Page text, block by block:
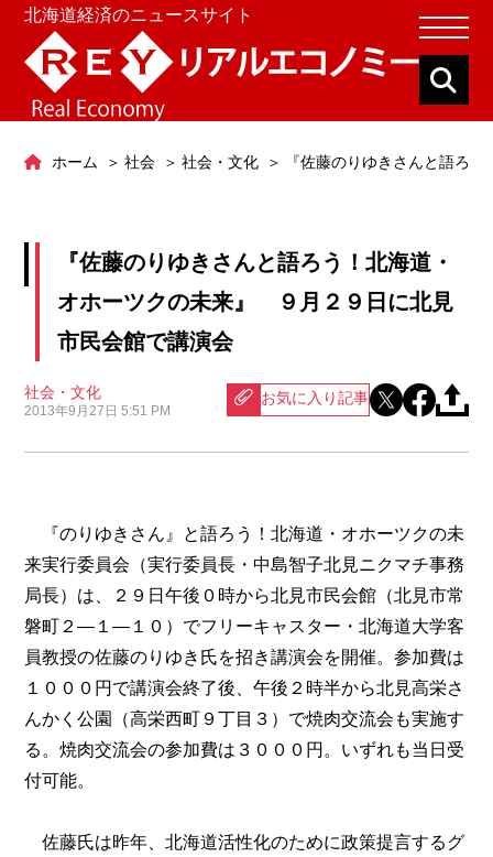
北海道経済のニュースサイト
ホーム 社会 社会・文化 『佐藤のりゆきさんと語ろ
『佐藤のりゆきさんと語ろう！北海道・
オホーツクの未来』 ９月２９日に北見
市民会館で講演会
社会・文化
2013年9月27日 5:51 PM
お気に入り記事
『のりゆきさん』と語ろう！北海道・オホーツクの未
来実行委員会（実行委員長・中島智子北見ニクマチ事務
局長）は、２９日午後０時から北見市民会館（北見市常
磐町２―１―１０）でフリーキャスター・北海道大学客
員教授の佐藤のりゆき氏を招き講演会を開催。参加費は
１０００円で講演会終了後、午後２時半から北見高栄さ
んかく公園（高栄西町９丁目３）で焼肉交流会も実施す
る。焼肉交流会の参加費は３０００円。いずれも当日受
付可能。
佐藤氏は昨年、北海道活性化のために政策提言するグ